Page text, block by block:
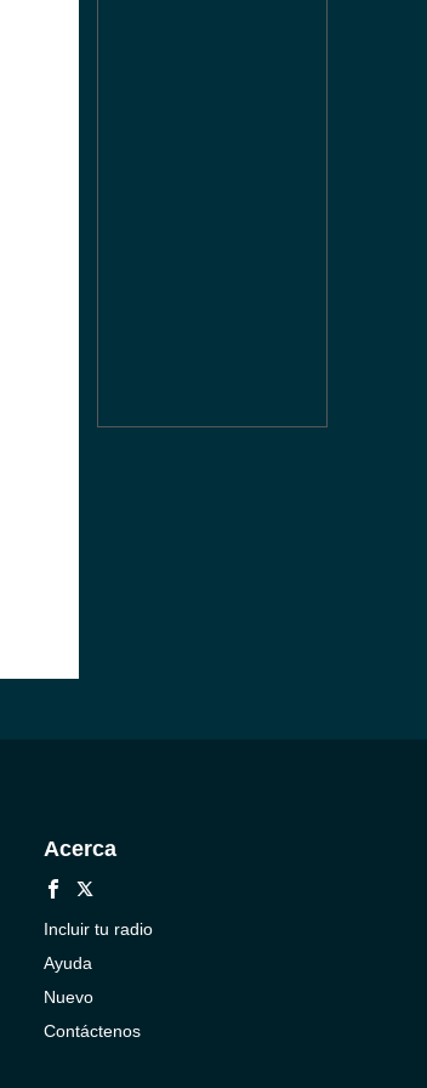
Acerca
Incluir tu radio
Ayuda
Nuevo
Contáctenos